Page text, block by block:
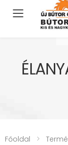
Toggle
Főoldal